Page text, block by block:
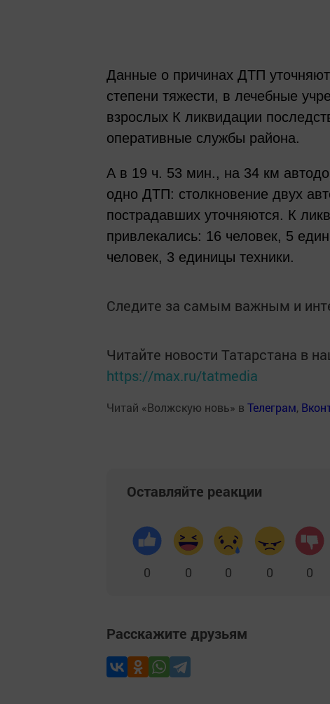
Данные о причинах ДТП
степени тяжести, в лечебные
взрослых К ликвидации
оперативные службы района.
А в 19 ч. 53 мин., на 34 км
одно ДТП: столкновение двух
пострадавших уточняются. К
привлекались: 16 человек, 5
человек, 3 единицы техники.
Следите за самым важным и
Читайте новости Татарстана в
https://max.ru/tatmedia
Читай «Волжскую новь» в Телеграм,
Оставляйте реакции
0 0 0 0 0
Расскажите друзьям